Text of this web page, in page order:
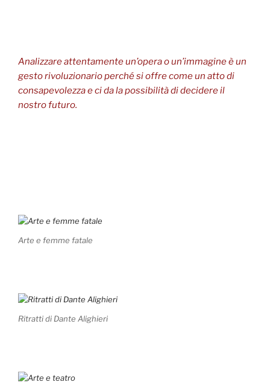
Analizzare attentamente un’opera o un’immagine è un
gesto rivoluzionario perché si offre come un atto di
consapevolezza e ci da la possibilità di decidere il
nostro futuro.
Arte e femme fatale
Ritratti di Dante Alighieri